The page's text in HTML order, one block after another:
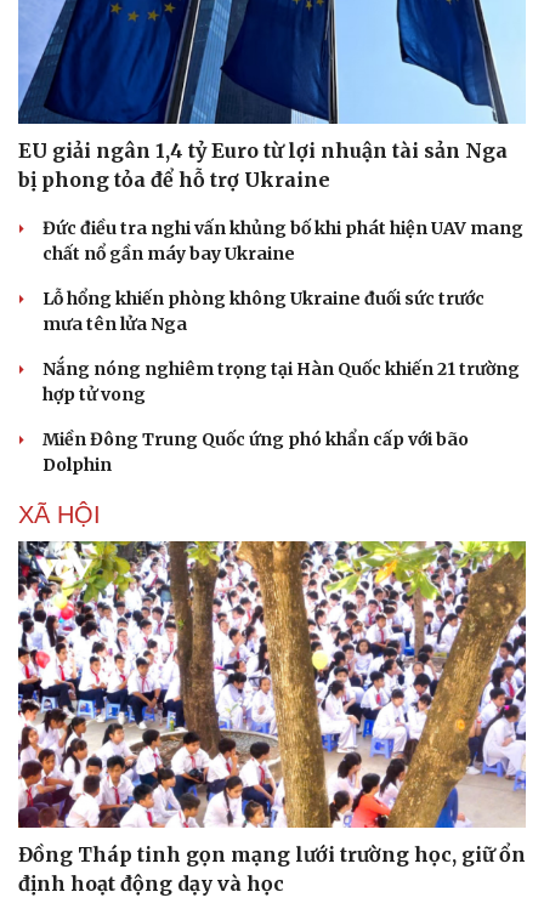
Pháp luật
Vụ án
Tư vấn luật
Quân sự - Quốc phòng
Vũ khí
Phân tích
EU giải ngân 1,4 tỷ Euro từ lợi nhuận tài sản Nga
bị phong tỏa để hỗ trợ Ukraine
Đức điều tra nghi vấn khủng bố khi phát hiện UAV mang
chất nổ gần máy bay Ukraine
Lỗ hổng khiến phòng không Ukraine đuối sức trước
mưa tên lửa Nga
Nắng nóng nghiêm trọng tại Hàn Quốc khiến 21 trường
hợp tử vong
Miền Đông Trung Quốc ứng phó khẩn cấp với bão
Dolphin
XÃ HỘI
Đồng Tháp tinh gọn mạng lưới trường học, giữ ổn
định hoạt động dạy và học